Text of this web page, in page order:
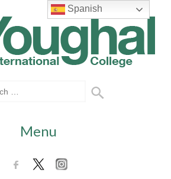
Menu
Spanish